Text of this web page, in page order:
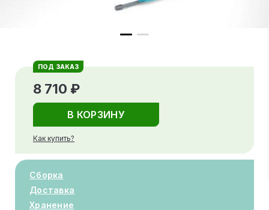
ПОД ЗАКАЗ
8 710 ₽
В КОРЗИНУ
Как купить?
Сборка
Доставка
Хранение